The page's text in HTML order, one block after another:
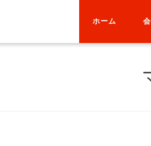
ホーム